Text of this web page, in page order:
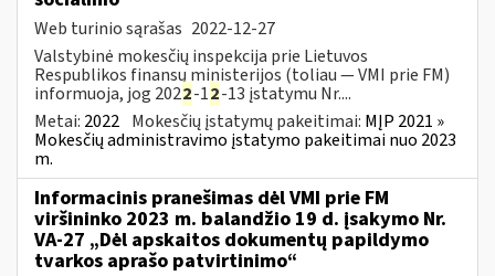
Web turinio sąrašas 2022-12-27
Valstybinė mokesčių inspekcija prie Lietuvos
Respublikos finansų ministerijos (toliau — VMI prie FM)
informuoja, jog 2022-12-13 įstatymu Nr....
Metai: 2022 Mokesčių įstatymų pakeitimai: MĮP 2021 »
Mokesčių administravimo įstatymo pakeitimai nuo 2023
m.
Informacinis pranešimas dėl VMI prie FM
viršininko 2023 m. balandžio 19 d. įsakymo Nr.
VA-27 „Dėl apskaitos dokumentų papildymo
tvarkos aprašo patvirtinimo“